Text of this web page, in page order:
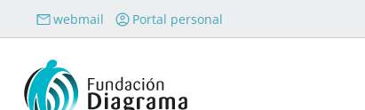
Pasar al contenido principal
webmail Portal personal